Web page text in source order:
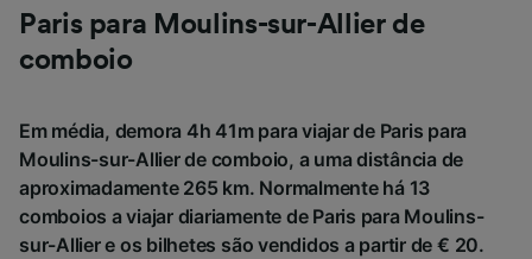
Paris para Moulins-sur-Allier de
comboio
Em média, demora 4h 41m para viajar de Paris para
Moulins-sur-Allier de comboio, a uma distância de
aproximadamente 265 km. Normalmente há 13
comboios a viajar diariamente de Paris para Moulins-
sur-Allier e os bilhetes são vendidos a partir de € 20.
Lista de parceiros (fornecedores)